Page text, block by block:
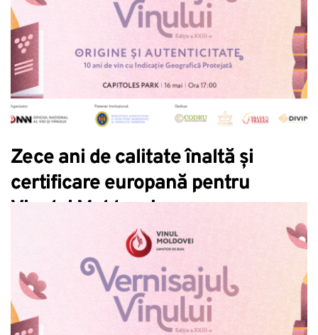
Zece ani de calitate înaltă și
certificare europană pentru
Vinului Moldovei.